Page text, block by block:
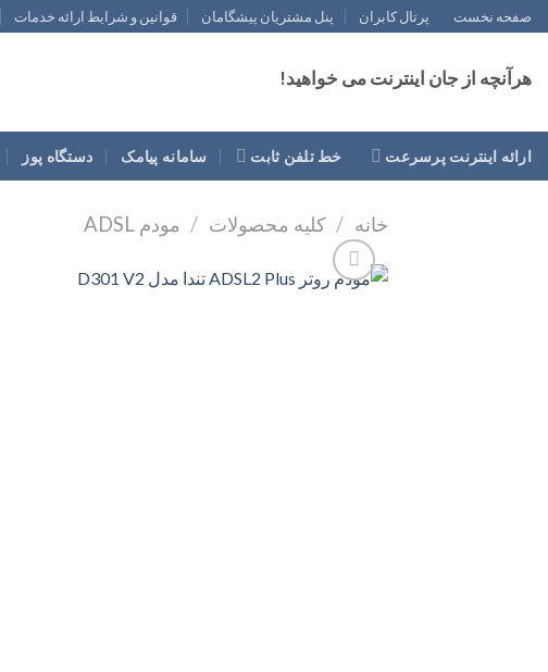
پرش
به
محتوا
صفحه نخست پرتال کابران پنل مشتریان پیشگامان قوانین و شرایط ارائه خدمات
هرآنچه از جان اینترنت می خواهید!
ارائه اینترنت پرسرعت خط تلفن ثابت سامانه پیامک دستگاه پوز
خانه / کلیه محصولات / مودم ADSL